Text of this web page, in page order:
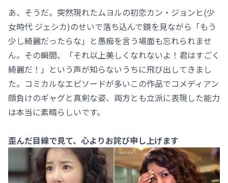
あ、そうだ。突然現れたムヨルの初恋カン・ジョンヒ(少
女時代 ジェシカ)のせいで落ち込んで鏡を見ながら「もう
少し綺麗だったらな」と愚痴を言う場面も忘れられませ
ん。その瞬間、「それ以上美しくなれないよ！君はすごく
綺麗だ！」という声が知らないうちに飛び出してきまし
た。コミカルなエピソードが多いこの作品でコメディアン
顔負けのギャグと真剣な姿、両方とも立派に表現した能力
は本当に素晴らしいです。
歪んだ目線で見て、心よりお詫び申し上げます